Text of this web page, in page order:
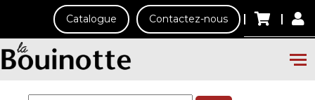
Catalogue Contactez-nous